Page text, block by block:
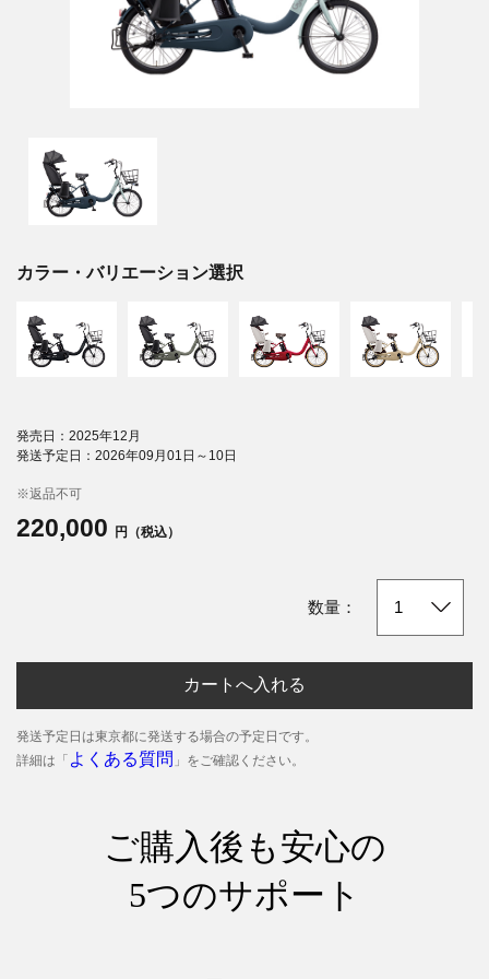
カラー・バリエーション選択
発売日：2025年12月
発送予定日：2026年09月01日～10日
※返品不可
220,000 円（税込）
数量：
カートへ入れる
発送予定日は東京都に発送する場合の予定日です。
詳細は「 よくある質問 」をご確認ください。